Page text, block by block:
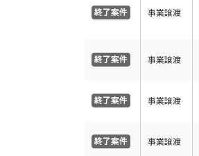
事業譲渡
事業譲渡
事業譲渡
事業譲渡